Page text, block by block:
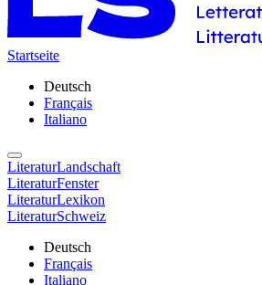
Startseite
Deutsch
Français
Italiano
LiteraturLandschaft
LiteraturFenster
LiteraturLexikon
LiteraturSchweiz
Deutsch
Français
Italiano